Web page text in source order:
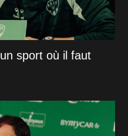
sport où il faut